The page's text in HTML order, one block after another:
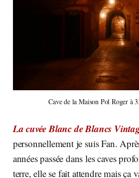
Cave de la Maison Pol Roger à
La cuvée Blanc de Blancs
personnellement je suis Fan.
années passée dans les caves
terre, elle se fait attendre mais ça